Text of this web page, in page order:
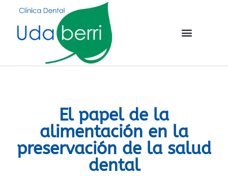
El papel de la
alimentación en la
preservación de la salud
dental